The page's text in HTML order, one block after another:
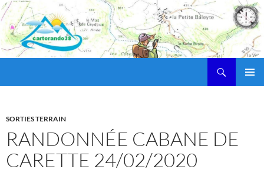
SORTIES TERRAIN
RANDONNÉE CABANE DE
CARETTE 24/02/2020